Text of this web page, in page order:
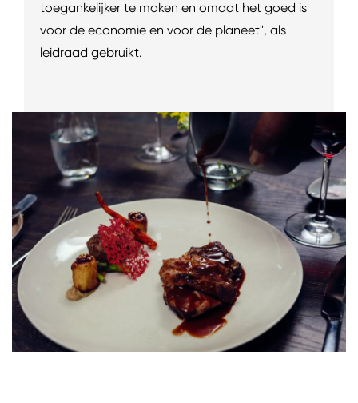
toegankelijker te maken en omdat het goed is
voor de economie en voor de planeet", als
leidraad gebruikt.